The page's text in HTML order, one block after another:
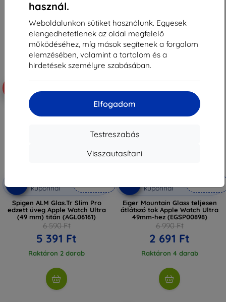
használ.
Weboldalunkon sütiket használunk. Egyesek
elengedhetetlenek az oldal megfelelő
működéséhez, míg mások segítenek a forgalom
elemzésében, valamint a tartalom és a
hirdetések személyre szabásában.
Elfogadom
Testreszabás
Visszautasítani
4 390 Ft
3 141 Ft
Raktáron 2 darab
8 271 Ft
Raktáron > 5 darab
kuponnal
Spigen ALM Glas.Tr Slim Pro
edzett üveg Apple Watch Ultra
(49 mm) titán (AGL06161)
6 590 Ft
5 391 Ft
Raktáron 2 darab
kuponnal
Eiger Mountain Glass teljesen
átlátszó tok Apple Watch Ultra
49mm-hez (EGSP00898)
6 990 Ft
2 691 Ft
Raktáron 4 darab